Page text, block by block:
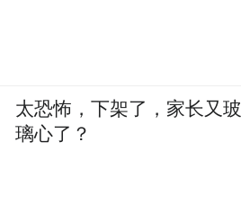
太恐怖，下架了，家长又玻
璃心了？